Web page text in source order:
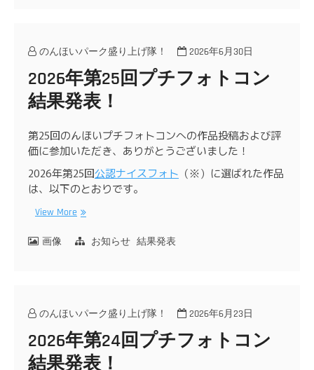
のんほいパーク盛り上げ隊！ 2026年6月30日
2026年第25回プチフォトコン
結果発表！
第25回のんほいプチフォトコンへの作品投稿および評
価に参加いただき、ありがとうございました！
2026年第25回公認ナイスフォト （※）に選ばれた作品
は、以下のとおりです。
View More
画像 お知らせ 結果発表
のんほいパーク盛り上げ隊！ 2026年6月23日
2026年第24回プチフォトコン
結果発表！